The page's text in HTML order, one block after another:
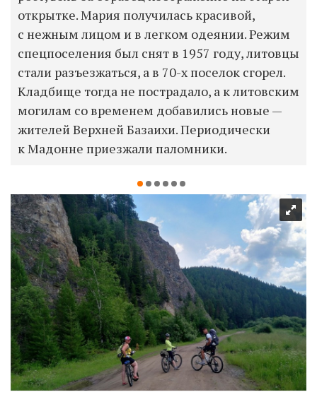
открытке. Мария получилась красивой,
с нежным лицом и в легком одеянии. Режим
спецпоселения был снят в 1957 году, литовцы
стали разъезжаться, а в 70-х поселок сгорел.
Кладбище тогда не пострадало, а к литовским
могилам со временем добавились новые —
жителей Верхней Базаихи. Периодически
к Мадонне приезжали паломники.